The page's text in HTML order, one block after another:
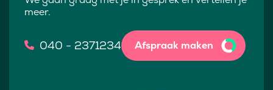
meer.
040 - 2371234 Afspraak maken